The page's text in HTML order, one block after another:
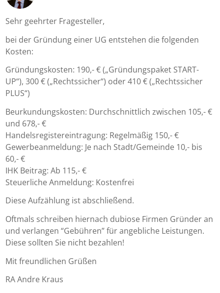
Sehr geehrter Fragesteller,
bei der Gründung einer UG entstehen die folgenden
Kosten:
Gründungskosten: 190,- € („Gründungspaket START-
UP“), 300 € („Rechtssicher“) oder 410 € („Rechtssicher
PLUS“)
Beurkundungskosten: Durchschnittlich zwischen 105,- €
und 678,- €
Handelsregistereintragung: Regelmäßig 150,- €
Gewerbeanmeldung: Je nach Stadt/Gemeinde 10,- bis
60,- €
IHK Beitrag: Ab 115,- €
Steuerliche Anmeldung: Kostenfrei
Diese Aufzählung ist abschließend.
Oftmals schreiben hiernach dubiose Firmen Gründer an
und verlangen “Gebühren” für angebliche Leistungen.
Diese sollten Sie nicht bezahlen!
Mit freundlichen Grüßen
RA Andre Kraus